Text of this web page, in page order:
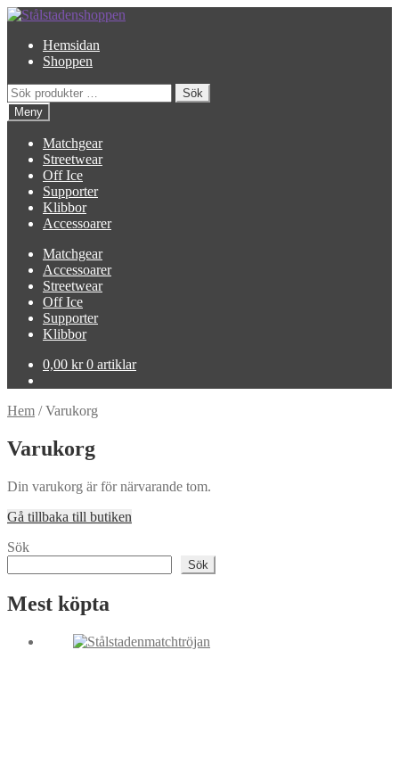
Hoppa
navigering
Hoppa
innehållHemsidan
Shoppen
Sök
efter:
Sök
Meny
Matchgear
Streetwear
Off Ice
Supporter
Klibbor
Accessoarer
Matchgear
Accessoarer
Streetwear
Off Ice
Supporter
Klibbor
0,00 kr 0 artiklar
Hem /Varukorg
Varukorg
Din varukorg är för närvarande tom.
Gå tillbaka till butiken
Sök
Sök
Mest köpta